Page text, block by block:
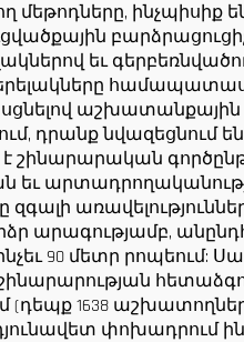
ինչպիսիք
եւ
դրանք նվազեցնում
շինարարական
եւ
արագությամբ,
90 մետր րոպեում: Սա
(դեպք 1638
փոխադրում